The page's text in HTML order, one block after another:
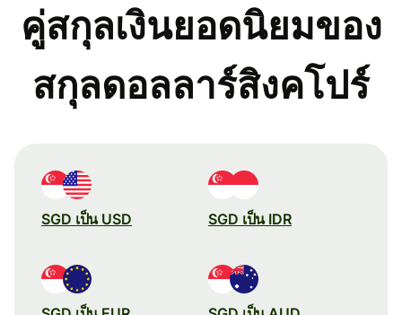
คู่สกุลเงินยอดนิยมของ
สกุลดอลลาร์สิงคโปร์
SGD เป็น USD SGD เป็น IDR